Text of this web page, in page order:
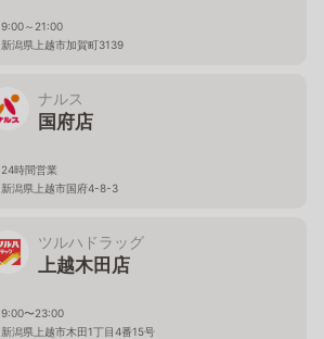
9:00～21:00
新潟県上越市加賀町3139
ナルス
国府店
24時間営業
新潟県上越市国府4-8-3
ツルハドラッグ
上越木田店
9:00〜23:00
新潟県上越市木田1丁目4番15号